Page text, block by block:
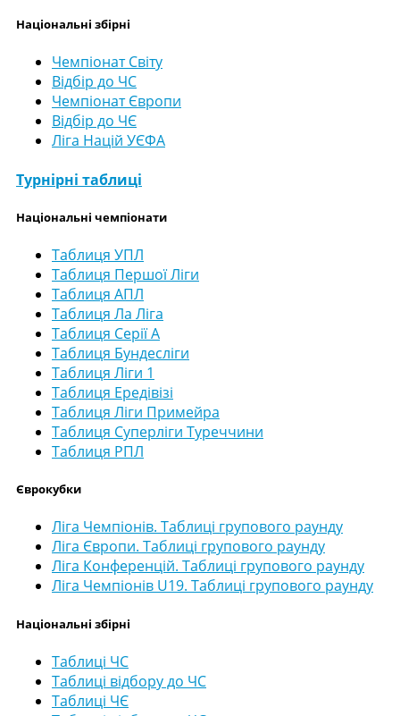
Національні збірні
Чемпіонат Світу
Відбір до ЧС
Чемпіонат Європи
Відбір до ЧЄ
Ліга Націй УЄФА
Турнірні таблиці
Національні чемпіонати
Таблиця УПЛ
Таблиця Першої Ліги
Таблиця АПЛ
Таблиця Ла Ліга
Таблиця Серії А
Таблиця Бундесліги
Таблиця Ліги 1
Таблиця Ередівізі
Таблиця Ліги Примейра
Таблиця Суперліги Туреччини
Таблиця РПЛ
Єврокубки
Ліга Чемпіонів. Таблиці групового раунду
Ліга Європи. Таблиці групового раунду
Ліга Конференцій. Таблиці групового раунду
Ліга Чемпіонів U19. Таблиці групового раунду
Національні збірні
Таблиці ЧС
Таблиці відбору до ЧС
Таблиці ЧЄ